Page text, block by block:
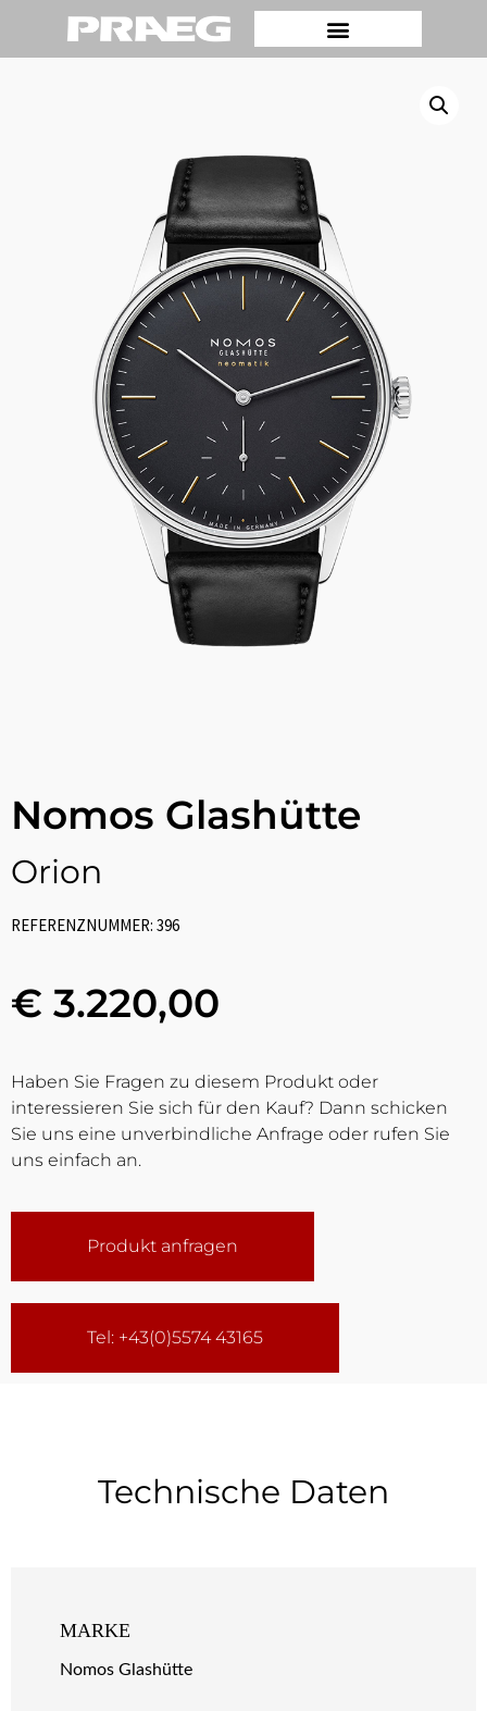
Nomos Glashütte
Orion
REFERENZNUMMER: 396
€ 3.220,00
Haben Sie Fragen zu diesem Produkt oder
interessieren Sie sich für den Kauf? Dann schicken
Sie uns eine unverbindliche Anfrage oder rufen Sie
uns einfach an.
Produkt anfragen
Tel: +43(0)5574 43165
Technische Daten
MARKE
Nomos Glashütte